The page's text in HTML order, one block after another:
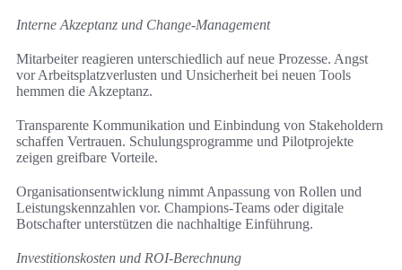
Interne Akzeptanz und Change-Management
Mitarbeiter reagieren unterschiedlich auf neue Prozesse. Angst
vor Arbeitsplatzverlusten und Unsicherheit bei neuen Tools
hemmen die Akzeptanz.
Transparente Kommunikation und Einbindung von Stakeholdern
schaffen Vertrauen. Schulungsprogramme und Pilotprojekte
zeigen greifbare Vorteile.
Organisationsentwicklung nimmt Anpassung von Rollen und
Leistungskennzahlen vor. Champions-Teams oder digitale
Botschafter unterstützen die nachhaltige Einführung.
Investitionskosten und ROI-Berechnung